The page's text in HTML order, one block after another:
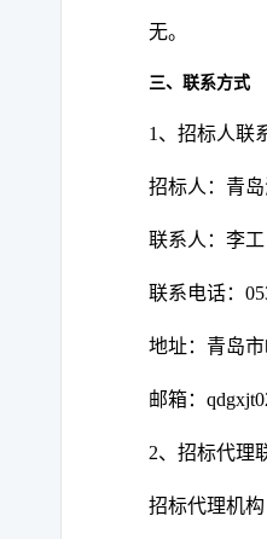
无。
三、联系方式
1、 招标人联
招标人：青
联系人：李工
联系电话：
地址：青岛
邮箱：
2、 招标代理
招标代理机